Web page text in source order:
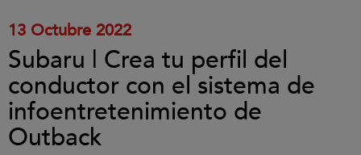
13 Octubre 2022
Subaru | Crea tu perfil del
conductor con el sistema de
infoentretenimiento de
Outback